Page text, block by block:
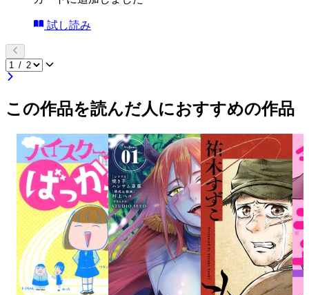
試し読み
この作品を読んだ人におすすめの作品